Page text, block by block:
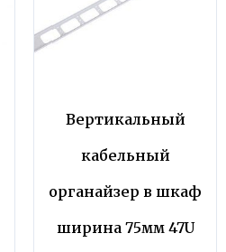
Вертикальный
кабельный
органайзер в шкаф
ширина 75мм 47U